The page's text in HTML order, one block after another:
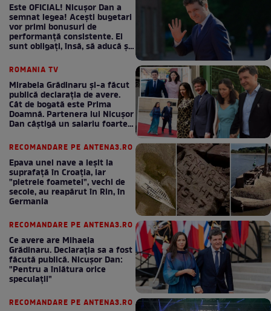
Este OFICIAL! Nicușor Dan a
semnat legea! Acești bugetari
vor primi bonusuri de
performanță consistente. Ei
sunt obligați, însă, să aducă și
ROMANIA TV
Mirabela Grădinaru și-a făcut
publică declarația de avere.
Cât de bogată este Prima
Doamnă. Partenera lui Nicușor
Dan câștigă un salariu foarte
RECOMANDARE PE ANTENA3.RO
Epava unei nave a ieșit la
suprafață în Croația, iar
"pietrele foametei", vechi de
secole, au reapărut în Rin, în
Germania
RECOMANDARE PE ANTENA3.RO
Ce avere are Mihaela
Grădinaru. Declarația sa a fost
făcută publică. Nicușor Dan:
"Pentru a înlătura orice
speculații"
RECOMANDARE PE ANTENA3.RO